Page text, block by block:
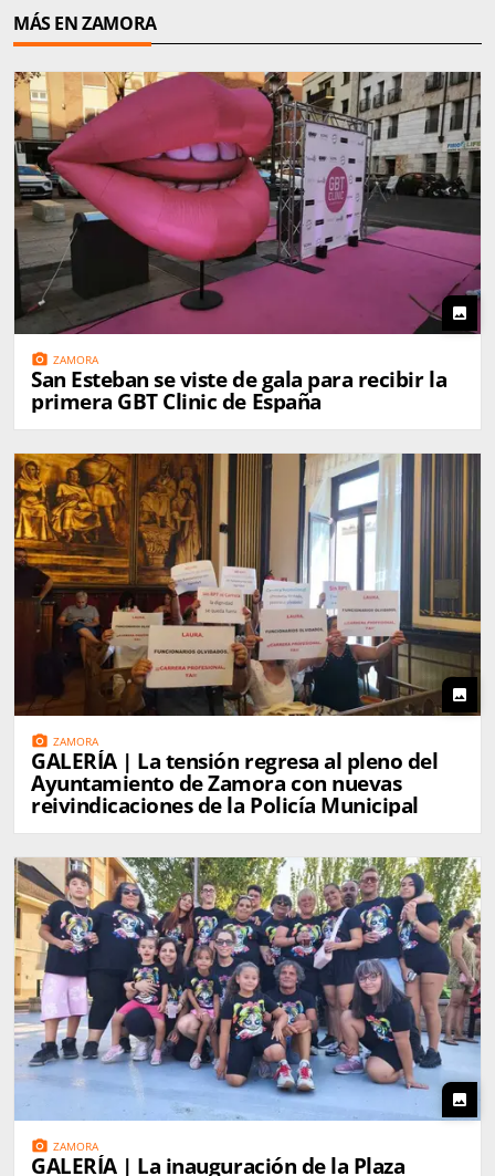
MÁS EN ZAMORA
photo
photo_camera ZAMORA
San Esteban se viste de gala para recibir la
primera GBT Clinic de España
photo
photo_camera ZAMORA
GALERÍA | La tensión regresa al pleno del
Ayuntamiento de Zamora con nuevas
reivindicaciones de la Policía Municipal
photo
photo_camera ZAMORA
GALERÍA | La inauguración de la Plaza